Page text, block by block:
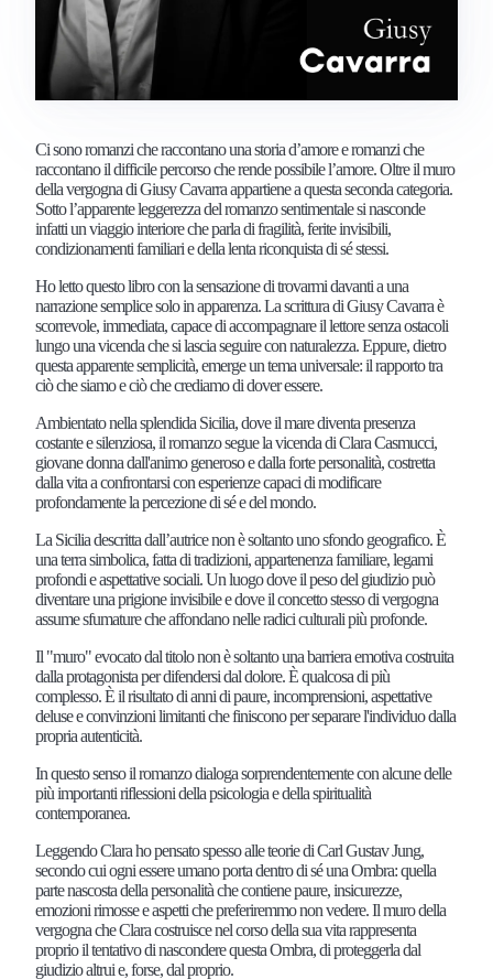
Ci sono romanzi che raccontano una storia d’amore e romanzi che
raccontano il difficile percorso che rende possibile l’amore. Oltre il muro
della vergogna di Giusy Cavarra appartiene a questa seconda categoria.
Sotto l’apparente leggerezza del romanzo sentimentale si nasconde
infatti un viaggio interiore che parla di fragilità, ferite invisibili,
condizionamenti familiari e della lenta riconquista di sé stessi.
Ho letto questo libro con la sensazione di trovarmi davanti a una
narrazione semplice solo in apparenza. La scrittura di Giusy Cavarra è
scorrevole, immediata, capace di accompagnare il lettore senza ostacoli
lungo una vicenda che si lascia seguire con naturalezza. Eppure, dietro
questa apparente semplicità, emerge un tema universale: il rapporto tra
ciò che siamo e ciò che crediamo di dover essere.
Ambientato nella splendida Sicilia, dove il mare diventa presenza
costante e silenziosa, il romanzo segue la vicenda di Clara Casmucci,
giovane donna dall'animo generoso e dalla forte personalità, costretta
dalla vita a confrontarsi con esperienze capaci di modificare
profondamente la percezione di sé e del mondo.
La Sicilia descritta dall’autrice non è soltanto uno sfondo geografico. È
una terra simbolica, fatta di tradizioni, appartenenza familiare, legami
profondi e aspettative sociali. Un luogo dove il peso del giudizio può
diventare una prigione invisibile e dove il concetto stesso di vergogna
assume sfumature che affondano nelle radici culturali più profonde.
Il "muro" evocato dal titolo non è soltanto una barriera emotiva costruita
dalla protagonista per difendersi dal dolore. È qualcosa di più
complesso. È il risultato di anni di paure, incomprensioni, aspettative
deluse e convinzioni limitanti che finiscono per separare l'individuo dalla
propria autenticità.
In questo senso il romanzo dialoga sorprendentemente con alcune delle
più importanti riflessioni della psicologia e della spiritualità
contemporanea.
Leggendo Clara ho pensato spesso alle teorie di Carl Gustav Jung,
secondo cui ogni essere umano porta dentro di sé una Ombra: quella
parte nascosta della personalità che contiene paure, insicurezze,
emozioni rimosse e aspetti che preferiremmo non vedere. Il muro della
vergogna che Clara costruisce nel corso della sua vita rappresenta
proprio il tentativo di nascondere questa Ombra, di proteggerla dal
giudizio altrui e, forse, dal proprio.